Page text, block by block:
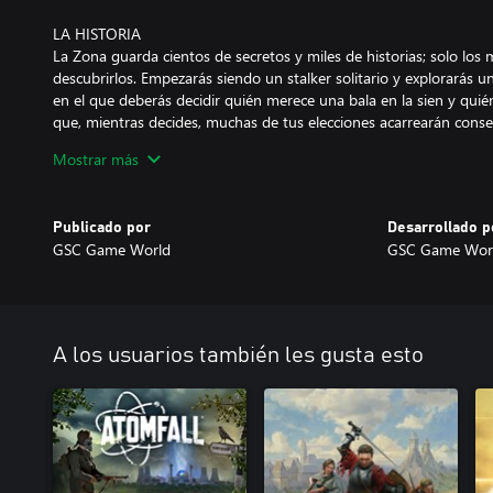
LA HISTORIA
La Zona guarda cientos de secretos y miles de historias; solo los
descubrirlos. Empezarás siendo un stalker solitario y explorarás
en el que deberás decidir quién merece una bala en la sien y
que, mientras decides, muchas de tus elecciones acarrearán
La figura del stalker puede ser la de un amigo salvador y fiel, o la
LOS PELIGROS
elaborar tácticas adaptadas a cada especie si quieres ganar el
En este mundo es imposible sentirse completamente a salvo, ya
Zona. Esta desafiará tu habilidad y valor en los momentos más
LA ACCIÓN
La Zona se ha convertido en un mercado negro en el que se
de todo el mundo. Es por esto que existen más de 30 modelos
Mostrar más
Publicado por
GSC Game World
Desarrollado
GSC Game
A los usuarios también les gusta esto